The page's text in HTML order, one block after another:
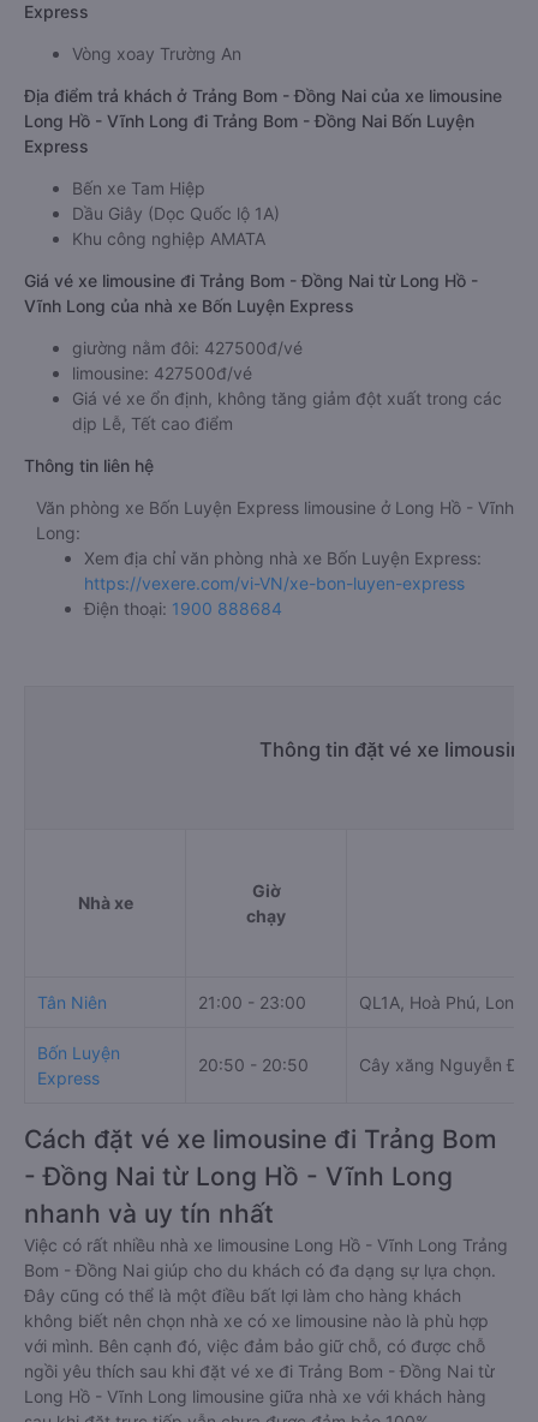
Express
Vòng xoay Trường An
Địa điểm trả khách ở Trảng Bom - Đồng Nai của xe limousine
Long Hồ - Vĩnh Long đi Trảng Bom - Đồng Nai Bốn Luyện
Express
Bến xe Tam Hiệp
Dầu Giây (Dọc Quốc lộ 1A)
Khu công nghiệp AMATA
Giá vé xe limousine đi Trảng Bom - Đồng Nai từ Long Hồ -
Vĩnh Long của nhà xe Bốn Luyện Express
giường nằm đôi: 427500đ/vé
limousine: 427500đ/vé
Giá vé xe ổn định, không tăng giảm đột xuất trong các
dịp Lễ, Tết cao điểm
Thông tin liên hệ
Văn phòng xe Bốn Luyện Express limousine ở Long Hồ - Vĩnh
Long:
Xem địa chỉ văn phòng nhà xe Bốn Luyện Express:
https://vexere.com/vi-VN/xe-bon-luyen-express
Điện thoại: 1900 888684
Thông tin đặt vé xe
Nhà xe
Giờ
chạy
Tân Niên 21:00 - 23:00 QL1A, Hoà Phú, Long
Bốn Luyện
Express
20:50 - 20:50 Cây xăng Nguyễn
Cách đặt vé xe limousine đi Trảng Bom
- Đồng Nai từ Long Hồ - Vĩnh Long
nhanh và uy tín nhất
Việc có rất nhiều nhà xe limousine Long Hồ - Vĩnh Long Trảng
Bom - Đồng Nai giúp cho du khách có đa dạng sự lựa chọn.
Đây cũng có thể là một điều bất lợi làm cho hàng khách
không biết nên chọn nhà xe có xe limousine nào là phù hợp
với mình. Bên cạnh đó, việc đảm bảo giữ chỗ, có được chỗ
ngồi yêu thích sau khi đặt vé xe đi Trảng Bom - Đồng Nai từ
Long Hồ - Vĩnh Long limousine giữa nhà xe với khách hàng